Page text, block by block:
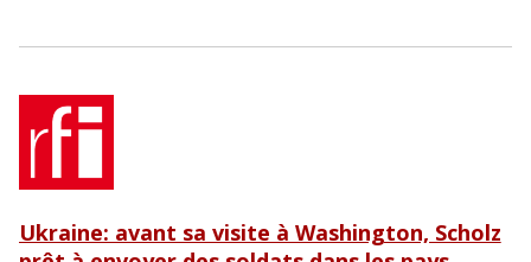
Ukraine: avant sa visite à Washington, Scholz